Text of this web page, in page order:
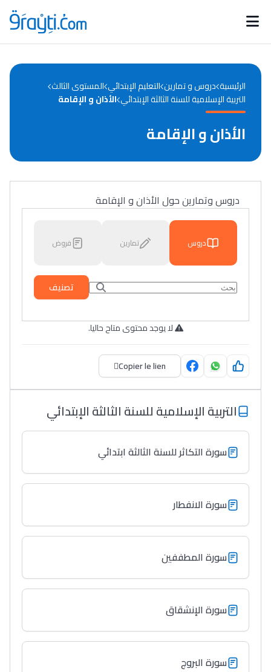
Catégories
d'actualités
Annonces bourses
الرئيسية دروس و تمارين التعليم الإبتدائي المستوى الثالث
التربية الإسلامية للسنة الثالثة الإبتدائي الأذان و الإقامة
الأذان و الإقامة
دروس وتمارين حول الأذان و الإقامة
دروس تمارين فروض
تصنيف
لا يوجد محتوى متاح حاليا.
Copier le lien
التربية الإسلامية للسنة الثالثة الإبتدائي
سورة التكاثر للسنة الثالثة ابتدائي
سورة الانفطار
سورة المطففين
سورة الإنشقاق
سورة البروج